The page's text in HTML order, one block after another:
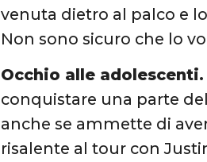
venuta dietro al palco e
Non sono sicuro che lo
Occhio alle adolescenti.
conquistare una parte
anche se ammette di
risalente al tour con